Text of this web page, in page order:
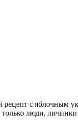
с яблочным
люди,